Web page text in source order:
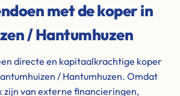
met de koper in
/ Hantumhuzen
directe en kapitaalkrachtige koper
/ Hantumhuzen. Omdat
zijn van externe financieringen,